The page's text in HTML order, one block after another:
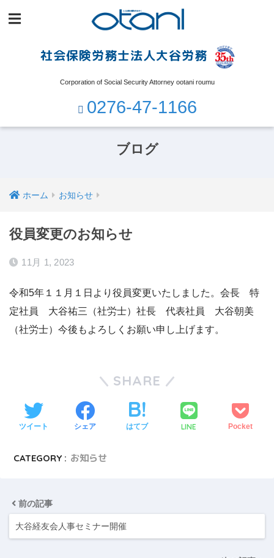
社会保険労務士法人大谷労務
Corporation of Social Security Attorney ootani roumu
0276-47-1166
ブログ
ホーム お知らせ
役員変更のお知らせ
11月 1, 2023
令和5年１１月１日より役員変更いたしました。会長 特
定社員 大谷祐三（社労士）社長 代表社員 大谷朝美
（社労士）今後もよろしくお願い申し上げます。
SHARE
ツイート シェア はてブ LINE Pocket
CATEGORY : お知らせ
前の記事
大谷経友会人事セミナー開催